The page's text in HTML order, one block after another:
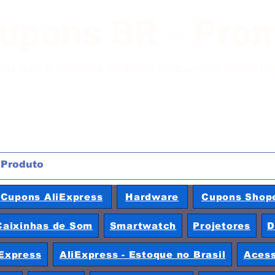
Cupons AliExpress Hardware Cupons
de Som Smartwatch Projetores
AliExpress - Estoque no Brasil